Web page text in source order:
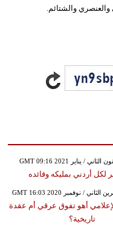
والعنصري والشتائم.
لكل أردني بمليكه وقائده
أهو تفوق عرقي أم عقدة
تاريخية؟